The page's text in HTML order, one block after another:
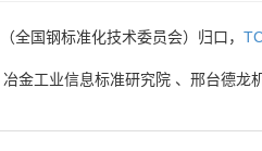
（全国钢标准化技术委员会）归口，
冶金工业信息标准研究院 、 邢台德龙